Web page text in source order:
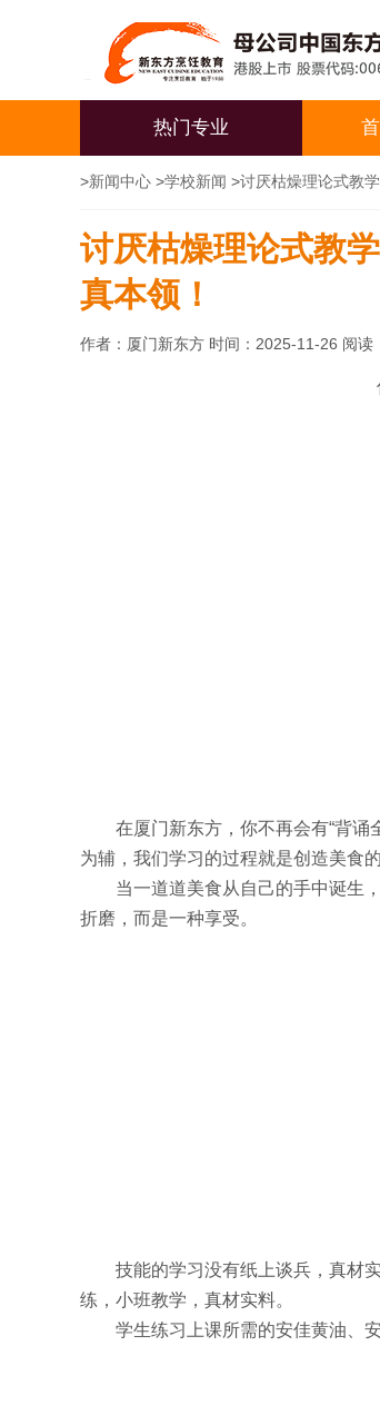
热门专业
>新闻中心 >学校新闻 >讨厌枯燥理论式教
讨厌枯燥理论式教
真本领！
作者：厦门新东方 时间：2025-11-26 阅读
在厦门新东方，你不再会有“背诵
为辅，我们学习的过程就是创造美食的
当一道道美食从自己的手中诞生
折磨，而是一种享受。
技能的学习没有纸上谈兵，真材
练，小班教学，真材实料。
学生练习上课所需的安佳黄油、